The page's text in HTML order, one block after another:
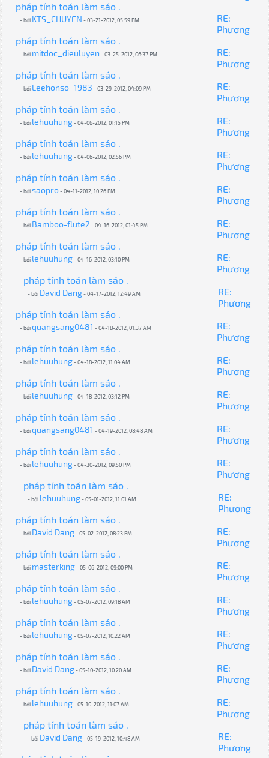
pháp tính toán làm sáo .
- bởi KTS_CHUYEN - 03-21-2012, 05:59 PM
RE:
Phương
pháp tính toán làm sáo .
- bởi mitdoc_dieuluyen - 03-25-2012, 06:37 PM
RE:
Phương
pháp tính toán làm sáo .
- bởi Leehonso_1983 - 03-29-2012, 04:09 PM
RE:
Phương
pháp tính toán làm sáo .
- bởi lehuuhung- 04-06-2012, 01:15 PM
RE:
Phương
pháp tính toán làm sáo .
- bởi lehuuhung- 04-06-2012, 02:56 PM
RE:
Phương
pháp tính toán làm sáo .
- bởisaopro- 04-11-2012, 10:26 PM
RE:
Phương
pháp tính toán làm sáo .
- bởi Bamboo-flute2 - 04-16-2012, 01:45 PM
RE:
Phương
pháp tính toán làm sáo .
- bởi lehuuhung- 04-16-2012, 03:10 PM
RE:
Phương
pháp tính toán làm sáo .
- bởi David Dang- 04-17-2012, 12:49 AM
RE:
Phương
pháp tính toán làm sáo .
- bởiquangsang0481 - 04-18-2012, 01:37 AM
RE:
Phương
pháp tính toán làm sáo .
- bởi lehuuhung- 04-18-2012, 11:04 AM
RE:
Phương
pháp tính toán làm sáo .
- bởi lehuuhung- 04-18-2012, 03:12 PM
RE:
Phương
pháp tính toán làm sáo .
- bởiquangsang0481 - 04-19-2012, 08:48 AM
RE:
Phương
pháp tính toán làm sáo .
- bởi lehuuhung- 04-30-2012, 09:50 PM
RE:
Phương
pháp tính toán làm sáo .
- bởi lehuuhung- 05-01-2012, 11:01 AM
RE:
Phương
pháp tính toán làm sáo .
- bởi David Dang- 05-02-2012, 08:23 PM
RE:
Phương
pháp tính toán làm sáo .
- bởi masterking- 05-06-2012, 09:00 PM
RE:
Phương
pháp tính toán làm sáo .
- bởi lehuuhung- 05-07-2012, 09:18 AM
RE:
Phương
pháp tính toán làm sáo .
- bởi lehuuhung- 05-07-2012, 10:22 AM
RE:
Phương
pháp tính toán làm sáo .
- bởi David Dang- 05-10-2012, 10:20 AM
RE:
Phương
pháp tính toán làm sáo .
- bởi lehuuhung- 05-10-2012, 11:07 AM
RE:
Phương
pháp tính toán làm sáo .
- bởi David Dang- 05-19-2012, 10:48 AM
RE:
Phương